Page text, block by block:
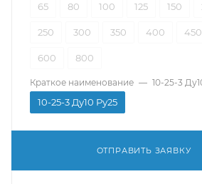
65 80 100 125 150
250 300 350 400 450
600 800
Краткое наименование — 10-25-3
10-25-3 Ду10 Ру25
ОТПРАВИТЬ ЗАЯВКУ